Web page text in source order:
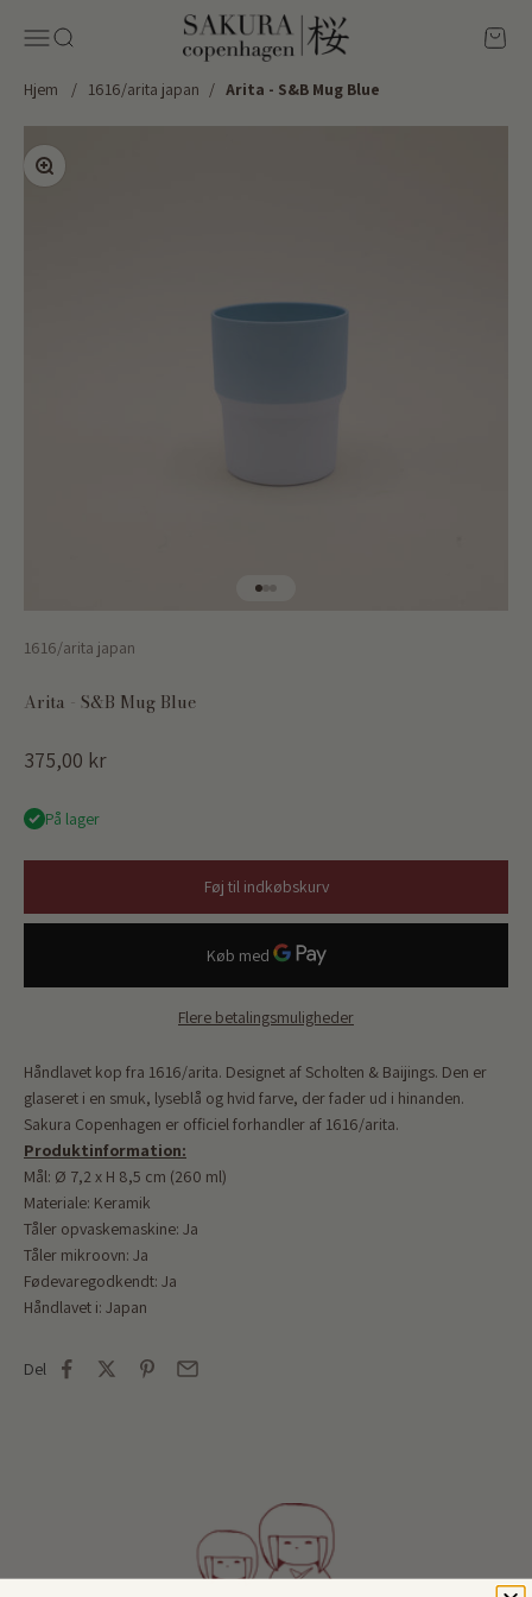
MenuSøg
Sakura Copenhagen
Kurv
Hjem / 1616/arita japan / Arita - S&B Mug Blue
Zoom
1616/arita japan
Arita - S&B Mug Blue
Salgspris
375,00 kr
På lager
Føj til indkøbskurv
Flere betalingsmuligheder
Håndlavet kop fra 1616/arita. Designet af Scholten & Baijings. Den er
glaseret i en smuk, lyseblå og hvid farve, der fader ud i hinanden.
Sakura Copenhagen er officiel forhandler af 1616/arita.
Produktinformation:
Mål: Ø 7,2 x H 8,5 cm (260 ml)
Materiale: Keramik
Tåler opvaskemaskine: Ja
Tåler mikroovn: Ja
Fødevaregodkendt: Ja
Håndlavet i: Japan
Del